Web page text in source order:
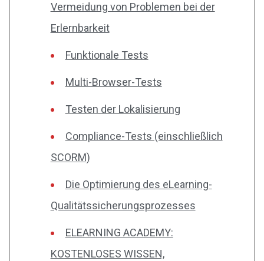
Vermeidung von Problemen bei der
Erlernbarkeit
Funktionale Tests
Multi-Browser-Tests
Testen der Lokalisierung
Compliance-Tests (einschließlich
SCORM)
Die Optimierung des eLearning-
Qualitätssicherungsprozesses
ELEARNING ACADEMY:
KOSTENLOSES WISSEN,